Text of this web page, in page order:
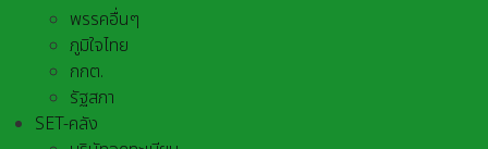
พรรคอื่นๆ
ภูมิใจไทย
กกต.
รัฐสภา
SET-คลัง